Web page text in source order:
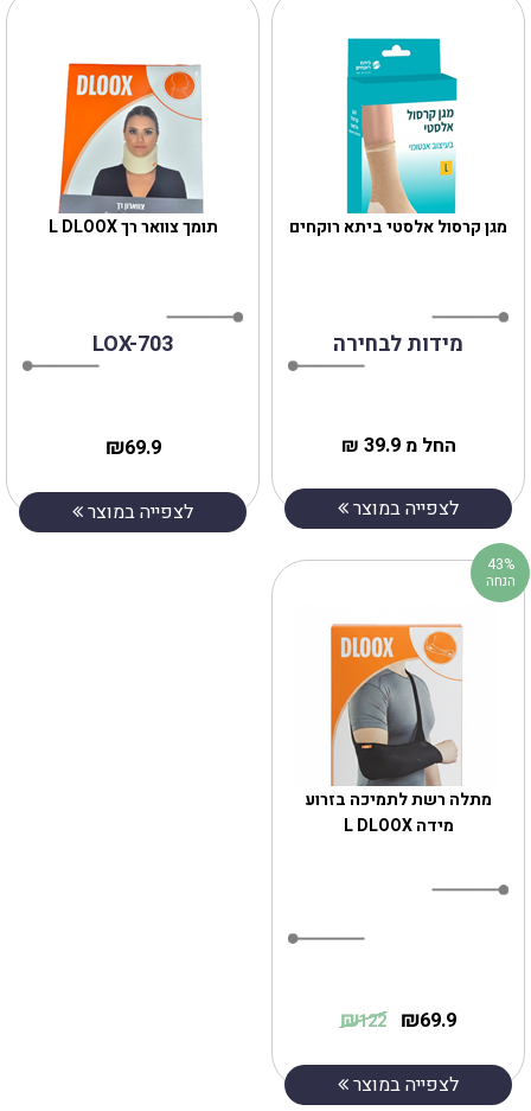
תומך צוואר רך L DLOOX
‎LOX‎-‎703
69.9
₪
לצפייה במוצר
מגן קרסול אלסטי ביתא רוקחים
מידות לבחירה
החל מ 39.9 ₪
לצפייה במוצר
מתלה רשת לתמיכה בזרוע
מידה L DLOOX
69.9
₪
122
₪
לצפייה במוצר
43%
הנחה